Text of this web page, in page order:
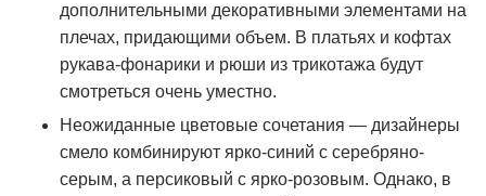
дополнительными декоративными элементами на
плечах, придающими объем. В платьях и кофтах
рукава-фонарики и рюши из трикотажа будут
смотреться очень уместно.
Неожиданные цветовые сочетания — дизайнеры
смело комбинируют ярко-синий с серебряно-
серым, а персиковый с ярко-розовым. Однако, в